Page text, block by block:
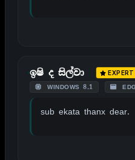
ඉෂි ද සිල්වා
WINDOWS 8.1
sub ekata thanx dear.